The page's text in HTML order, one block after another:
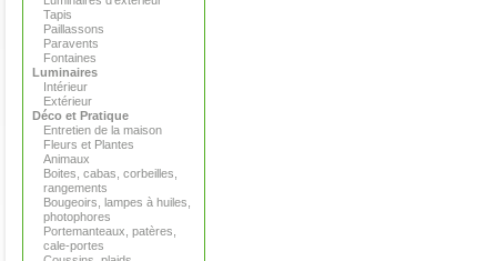
Tapis
Paillassons
Paravents
Fontaines
Luminaires
Intérieur
Extérieur
Déco et Pratique
Entretien de la maison
Fleurs et Plantes
Animaux
Boites, cabas, corbeilles,
rangements
Bougeoirs, lampes à huiles,
photophores
Portemanteaux, patères,
cale-portes